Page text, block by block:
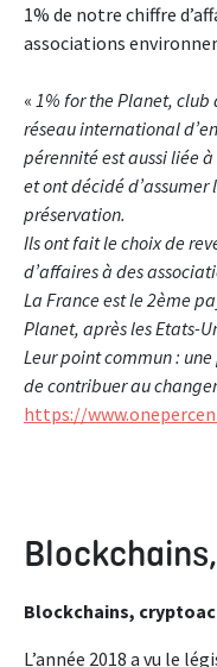
1% de notre chiffre
associations
« 1% for the Planet, club
réseau international
pérennité est aussi liée
et ont décidé
préservation.
Ils ont fait le choix de
d’affaires à des
La France est le 2ème
Planet, après les Etats-
Leur point commun :
de contribuer au
https://
Blockchains,
L’année 2018 a vu le